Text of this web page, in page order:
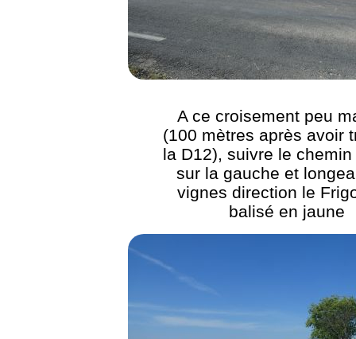
A ce croisement peu
(100 mètres après avoir
la D12), suivre le
sur la gauche et
vignes direction le
balisé en jaune